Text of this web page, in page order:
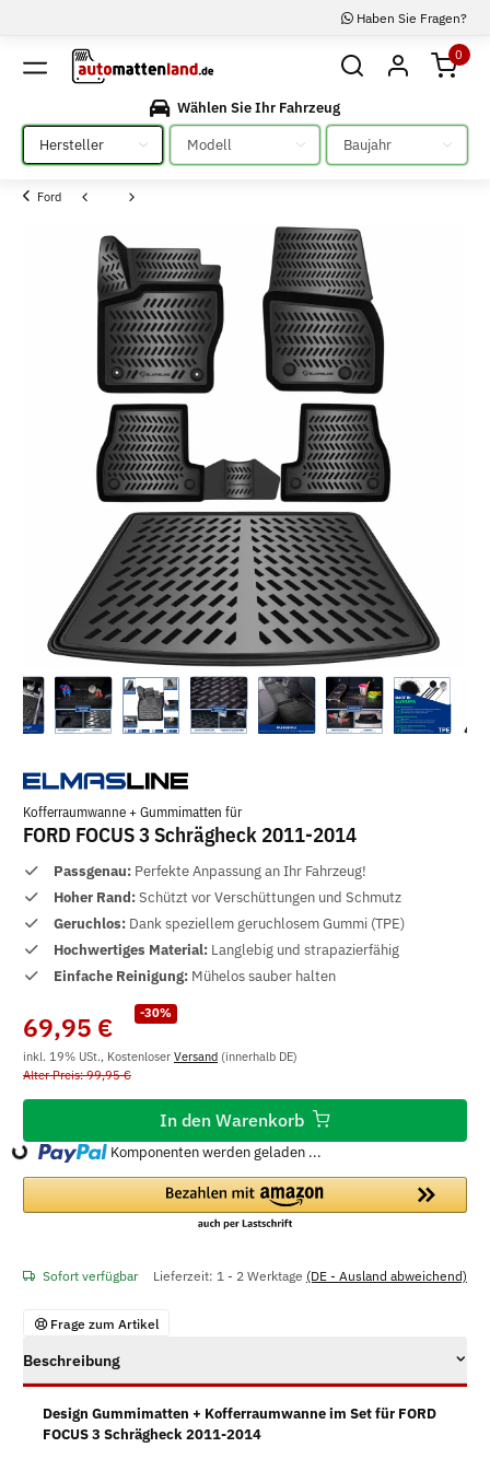
Haben Sie Fragen?
0
Wählen Sie Ihr Fahrzeug
Bitte auswählen
Bitte auswählen Bitte auswählen
Ford
Kofferraumwanne + Gummimatten für
FORD FOCUS 3 Schrägheck 2011-2014
Passgenau: Perfekte Anpassung an Ihr Fahrzeug!
Hoher Rand:Schützt vor Verschüttungen und Schmutz
Geruchlos: Dank speziellem geruchlosem Gummi (TPE)
Hochwertiges Material: Langlebig und strapazierfähig
Einfache Reinigung: Mühelos sauber halten
-30%
69,95 €
inkl. 19% USt., Kostenloser Versand (innerhalb DE)
Alter Preis: 99,95 €
In den Warenkorb
Loading... Komponenten werden geladen ...
Sofort verfügbar Lieferzeit: 1 - 2 Werktage (DE - Ausland abweichend)
Frage zum Artikel
Beschreibung
Design Gummimatten + Kofferraumwanne im Set für FORD
FOCUS 3 Schrägheck 2011-2014